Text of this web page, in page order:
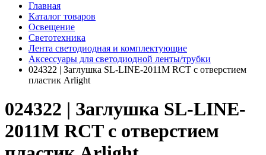
Главная
Каталог товаров
Освещение
Светотехника
Лента светодиодная и комплектующие
Аксессуары для светодиодной ленты/трубки
024322 | Заглушка SL-LINE-2011M RCT с отверстием
пластик Arlight
024322 | Заглушка SL-LINE-
2011M RCT с отверстием